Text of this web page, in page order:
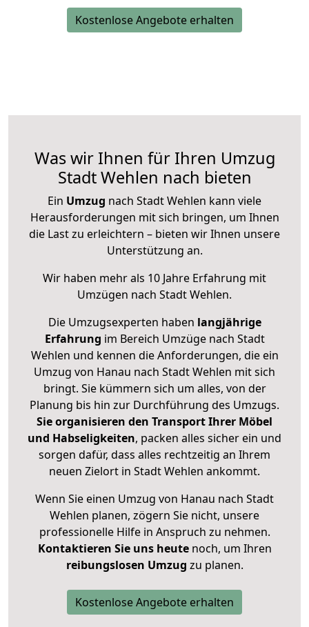
Kostenlose Angebote erhalten
Was wir Ihnen für Ihren Umzug
Stadt Wehlen nach bieten
Ein Umzug nach Stadt Wehlen kann viele
Herausforderungen mit sich bringen, um Ihnen
die Last zu erleichtern – bieten wir Ihnen unsere
Unterstützung an.
Wir haben mehr als 10 Jahre Erfahrung mit
Umzügen nach Stadt Wehlen.
Die Umzugsexperten haben langjährige
Erfahrung im Bereich Umzüge nach Stadt
Wehlen und kennen die Anforderungen, die ein
Umzug von Hanau nach Stadt Wehlen mit sich
bringt. Sie kümmern sich um alles, von der
Planung bis hin zur Durchführung des Umzugs.
Sie organisieren den Transport Ihrer Möbel
und Habseligkeiten, packen alles sicher ein und
sorgen dafür, dass alles rechtzeitig an Ihrem
neuen Zielort in Stadt Wehlen ankommt.
Wenn Sie einen Umzug von Hanau nach Stadt
Wehlen planen, zögern Sie nicht, unsere
professionelle Hilfe in Anspruch zu nehmen.
Kontaktieren Sie uns heutenoch, um Ihren
reibungslosen Umzug zu planen.
Kostenlose Angebote erhalten